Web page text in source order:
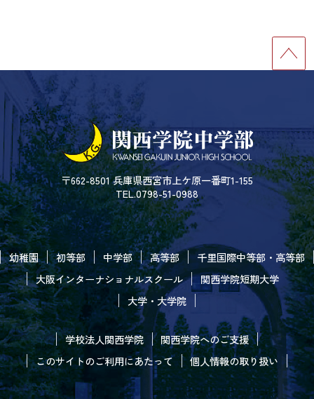
〒662-8501 兵庫県西宮市上ケ原一番町1-155
TEL.0798-51-0988
幼稚園 初等部 中学部 高等部
千里国際中等部・高等部
大阪インターナショナルスクール
関西学院短期大学
大学・大学院
学校法人関西学院
関西学院へのご支援
このサイトのご利用にあたって
個人情報の取り扱い